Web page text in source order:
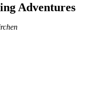
Adventures